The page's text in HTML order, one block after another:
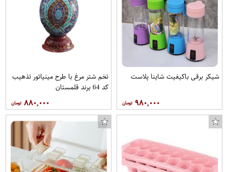
شیکر برقی باکیفیت شاینا پلاست
۹۸۰,۰۰۰
تخم شتر مرغ با طرح مینیاتور تذهیب
کد 64 برند قلمستان
۸۸۰,۰۰۰